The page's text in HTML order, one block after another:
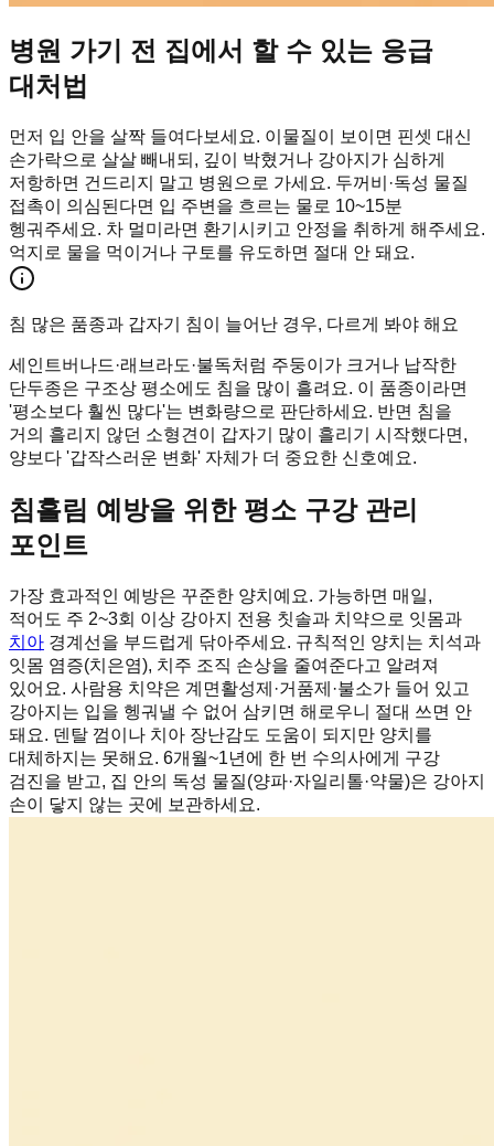
병원 가기 전 집에서 할 수 있는 응급
대처법
먼저 입 안을 살짝 들여다보세요. 이물질이 보이면 핀셋 대신
손가락으로 살살 빼내되, 깊이 박혔거나 강아지가 심하게
저항하면 건드리지 말고 병원으로 가세요. 두꺼비·독성 물질
접촉이 의심된다면 입 주변을 흐르는 물로 10~15분
헹궈주세요. 차 멀미라면 환기시키고 안정을 취하게 해주세요.
억지로 물을 먹이거나 구토를 유도하면 절대 안 돼요.
침 많은 품종과 갑자기 침이 늘어난 경우, 다르게 봐야 해요
세인트버나드·래브라도·불독처럼 주둥이가 크거나 납작한
단두종은 구조상 평소에도 침을 많이 흘려요. 이 품종이라면
'평소보다 훨씬 많다'는 변화량으로 판단하세요. 반면 침을
거의 흘리지 않던 소형견이 갑자기 많이 흘리기 시작했다면,
양보다 '갑작스러운 변화' 자체가 더 중요한 신호예요.
침흘림 예방을 위한 평소 구강 관리
포인트
가장 효과적인 예방은 꾸준한 양치예요. 가능하면 매일,
적어도 주 2~3회 이상 강아지 전용 칫솔과 치약으로 잇몸과
치아 경계선을 부드럽게 닦아주세요. 규칙적인 양치는 치석과
잇몸 염증(치은염), 치주 조직 손상을 줄여준다고 알려져
있어요. 사람용 치약은 계면활성제·거품제·불소가 들어 있고
강아지는 입을 헹궈낼 수 없어 삼키면 해로우니 절대 쓰면 안
돼요. 덴탈 껌이나 치아 장난감도 도움이 되지만 양치를
대체하지는 못해요. 6개월~1년에 한 번 수의사에게 구강
검진을 받고, 집 안의 독성 물질(양파·자일리톨·약물)은 강아지
손이 닿지 않는 곳에 보관하세요.